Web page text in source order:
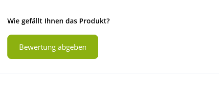
Wie gefällt Ihnen das Produkt?
Bewertung abgeben